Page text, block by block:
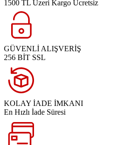
1500 TL Üzeri Kargo Ücretsiz
GÜVENLİ ALIŞVERİŞ
256 BİT SSL
KOLAY İADE İMKANI
En Hızlı İade Süresi